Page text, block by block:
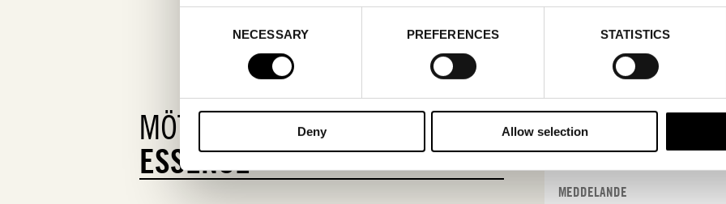
NECESSARY PREFERENCES STATISTICS
Deny Allow selection
MÖTESFÖRFRÅGAN
COLOR
ESSENCE